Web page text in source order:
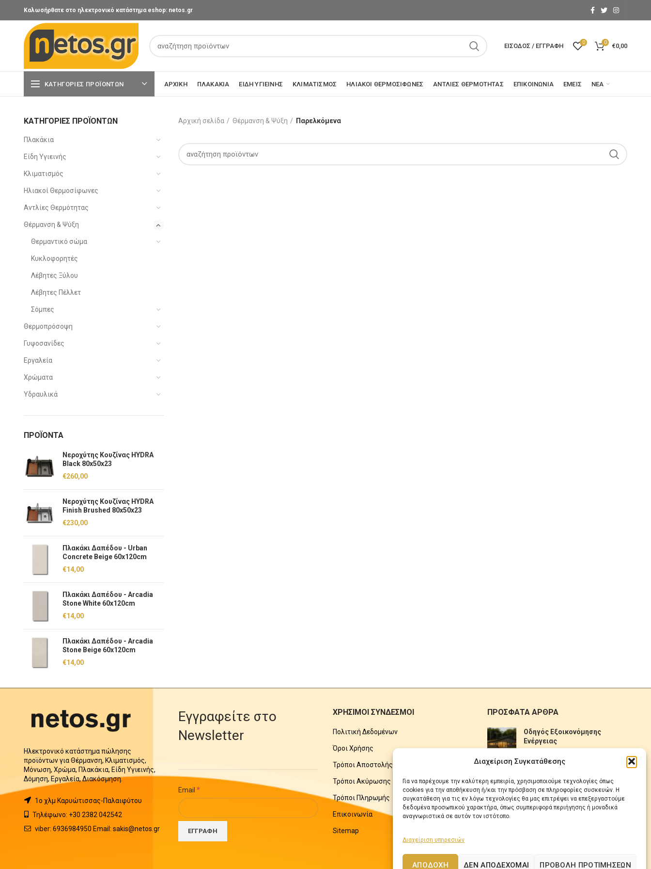
Διαχείριση Συγκατάθεσης
Για να παρέχουμε την καλύτερη εμπειρία, χρησιμοποιούμε τεχνολογίες όπως
cookies για την αποθήκευση ή/και την πρόσβαση σε πληροφορίες συσκευών. Η
συγκατάθεση για τις εν λόγω τεχνολογίες θα μας επιτρέψει να επεξεργαστούμε
δεδομένα προσωπικού χαρακτήρα, όπως συμπεριφορά περιήγησης ή μοναδικά
αναγνωριστικά σε αυτόν τον ιστότοπο.
Διαχείριση υπηρεσιών
ΑΠΟΔΟΧΉ ΔΕΝ ΑΠΟΔΈΧΟΜΑΙ ΠΡΟΒΟΛΉ ΠΡΟΤΙΜΉΣΕΩΝ
Καλωσήρθατε στο ηλεκτρονικό κατάστημα eshop: netos.gr
ΕΊΣΟΔΟΣ / ΕΓΓΡΑΦΉ 0 0 €0,00
ΚΑΤΗΓΟΡΊΕΣ ΠΡΟΪΌΝΤΩΝ ΑΡΧΙΚΉ ΠΛΑΚΆΚΙΑ ΕΊΔΗ ΥΓΙΕΙΝΉΣ ΚΛΙΜΑΤΙΣΜΌΣ ΗΛΙΑΚΟΊ ΘΕΡΜΟΣΊΦΩΝΕΣ ΑΝΤΛΊΕΣ ΘΕΡΜΌΤΗΤΑΣ ΕΠΙΚΟΙΝΩΝΊΑ ΕΜΕΊΣ ΝΈΑ
ΚΑΤΗΓΟΡΊΕΣ ΠΡΟΪΌΝΤΩΝ
Πλακάκια
Είδη Υγιεινής
Κλιματισμός
Ηλιακοί Θερμοσίφωνες
Αντλίες Θερμότητας
Θέρμανση & Ψύξη
Θερμαντικό σώμα
Κυκλοφορητές
Λέβητες Ξύλου
Λέβητες Πέλλετ
Σόμπες
Θερμοπρόσοψη
Γυψοσανίδες
Εργαλεία
Χρώματα
Υδραυλικά
ΠΡΟΪΌΝΤΑ
Νεροχύτης Kουζίνας HYDRA
Black 80x50x23
€260,00
Νεροχύτης Kουζίνας HYDRA
Finish Brushed 80x50x23
€230,00
Πλακάκι Δαπέδου - Urban
Concrete Beige 60x120cm
€14,00
Πλακάκι Δαπέδου - Arcadia
Stone White 60x120cm
€14,00
Πλακάκι Δαπέδου - Arcadia
Stone Beige 60x120cm
€14,00
Αρχική σελίδα Θέρμανση & Ψύξη Παρελκόμενα
Ηλεκτρονικό κατάστημα πώλησης
προϊόντων για Θέρμανση, Κλιματισμός,
Μόνωση, Χρώμα, Πλακάκια, Είδη Υγιεινής,
Δόμηση, Εργαλεία, Διακόσμηση.
1o χλμ Καρυώτισσας-Παλαιφύτου
Τηλέφωνο: +30 2382 042542
viber: 6936984950 Email: sakis@netos.gr
Εγγραφείτε στο
Newsletter
Email *
ΧΡΗΣΙΜΟΙ ΣΥΝΔΕΣΜΟΙ
Πολιτική Δεδομένων
Όροι Χρήσης
Τρόποι Αποστολής
Τρόποι Ακύρωσης
Τρόποι Πληρωμής
Επικοινωνία
Sitemap
ΠΡΟΣΦΑΤΑ ΑΡΘΡΑ
Οδηγός Εξοικονόμησης
Ενέργειας
Πως να επιλέξετε ηλιακό
θερμοσίφωνα
No Comments